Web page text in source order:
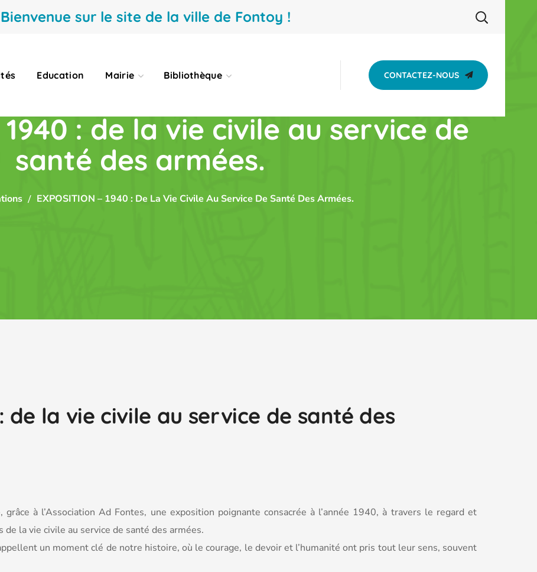
Bienvenue sur le site de la ville de Fontoy !
Education Mairie Bibliothèque CONTACTEZ-NOUS
1940 : de la vie civile au service de
santé des armées.
EXPOSITION – 1940 : De La Vie Civile Au Service De Santé Des Armées.
: de la vie civile au service de santé des
à l’Association Ad Fontes, une exposition poignante consacrée à l’année 1940, à travers le regard et
la vie civile au service de santé des armées.
un moment clé de notre histoire, où le courage, le devoir et l’humanité ont pris tout leur sens, souvent